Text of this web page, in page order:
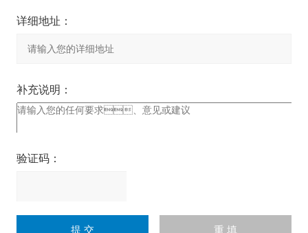
详细地址：
补充说明：
验证码：